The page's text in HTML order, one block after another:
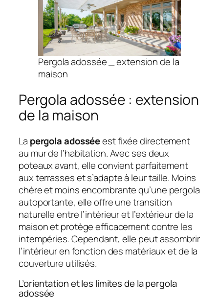
Pergola adossée _ extension de la
maison
Pergola adossée : extension
de la maison
La pergola adosséeest fixée directement
au mur de l’habitation. Avec ses deux
poteaux avant, elle convient parfaitement
aux terrasses et s’adapte à leur taille. Moins
chère et moins encombrante qu’une pergola
autoportante, elle offre une transition
naturelle entre l’intérieur et l’extérieur de la
maison et protège efficacement contre les
intempéries. Cependant, elle peut assombrir
l’intérieur en fonction des matériaux et de la
couverture utilisés.
L’orientation et les limites de la pergola
adossée